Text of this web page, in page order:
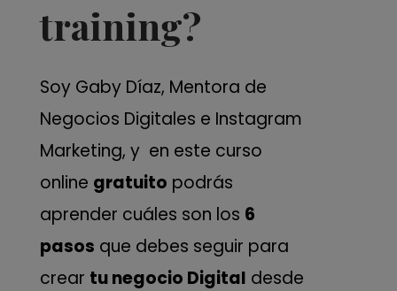
training?
Soy Gaby Díaz, Mentora de
Negocios Digitales e Instagram
Marketing, y en este curso
online gratuito podrás
aprender cuáles son los 6
pasos que debes seguir para
crear tu negocio Digital desde